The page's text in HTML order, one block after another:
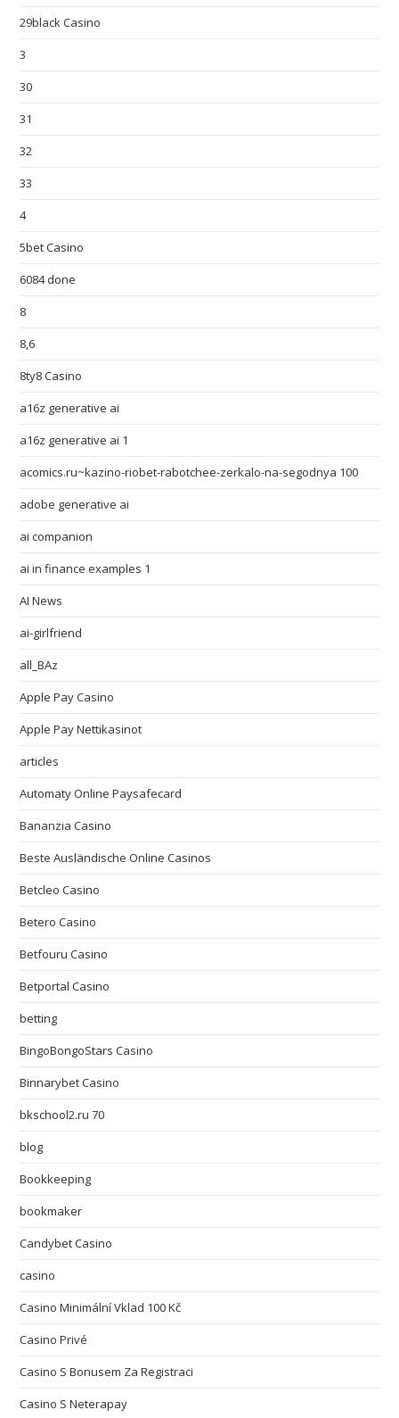
29black Casino
3
30
31
32
33
4
5bet Casino
6084 done
8
8,6
8ty8 Casino
a16z generative ai
a16z generative ai 1
acomics.ru~kazino-riobet-rabotchee-zerkalo-na-segodnya 100
adobe generative ai
ai companion
ai in finance examples 1
AI News
ai-girlfriend
all_BAz
Apple Pay Casino
Apple Pay Nettikasinot
articles
Automaty Online Paysafecard
Bananzia Casino
Beste Ausländische Online Casinos
Betcleo Casino
Betero Casino
Betfouru Casino
Betportal Casino
betting
BingoBongoStars Casino
Binnarybet Casino
bkschool2.ru 70
blog
Bookkeeping
bookmaker
Candybet Casino
casino
Casino Minimální Vklad 100 Kč
Casino Privé
Casino S Bonusem Za Registraci
Casino S Neterapay